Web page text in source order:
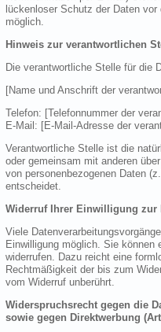
lückenloser Schutz der Daten
möglich.
Hinweis zur verantwortlichen
Die verantwortliche Stelle für die
[Name und Anschrift der
Telefon: [Telefonnummer der
E-Mail: [E-Mail-Adresse der
Verantwortliche Stelle ist die
oder gemeinsam mit anderen
von personenbezogenen Daten
entscheidet.
Widerruf Ihrer Einwilligung zur
Viele
Einwilligung möglich. Sie können
widerrufen. Dazu reicht eine
Rechtmäßigkeit der bis zum
vom Widerruf unberührt.
Widerspruchsrecht gegen die
sowie gegen Direktwerbung